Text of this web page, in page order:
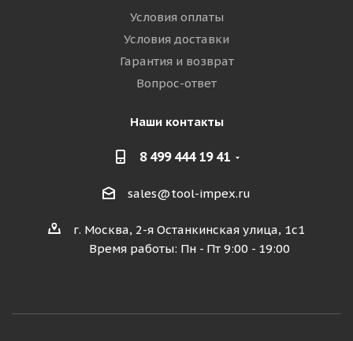
Условия оплаты
Условия доставки
Гарантия и возврат
Вопрос-ответ
Наши контакты
8 499 444 19 41
sales@tool-impex.ru
г. Москва, 2-я Останкинская улица, 1с1
Время работы: Пн - Пт 9:00 - 19:00